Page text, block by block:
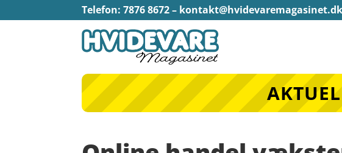
Telefon: 7876 8672 – kontakt@hvidevaremagasinet.dk